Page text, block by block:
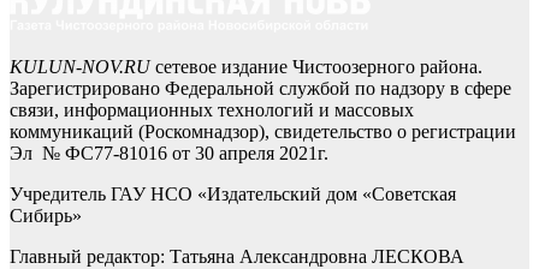
KULUN-NOV.RUсетевое издание Чистоозерного района.
Зарегистрировано Федеральной службой по надзору в сфере
связи, информационных технологий и массовых
коммуникаций (Роскомнадзор), свидетельство о регистрации
Эл № ФС77-81016 от 30 апреля 2021г.
Учредитель ГАУ НСО «Издательский дом «Советская
Сибирь»
Главный редактор: Татьяна Александровна ЛЕСКОВА